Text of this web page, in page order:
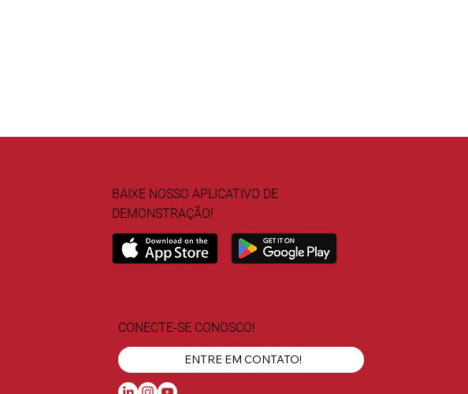
BAIXE NOSSO APLICATIVO DE
DEMONSTRAÇÃO!
CONECTE-SE CONOSCO!
ENTRE EM CONTATO!